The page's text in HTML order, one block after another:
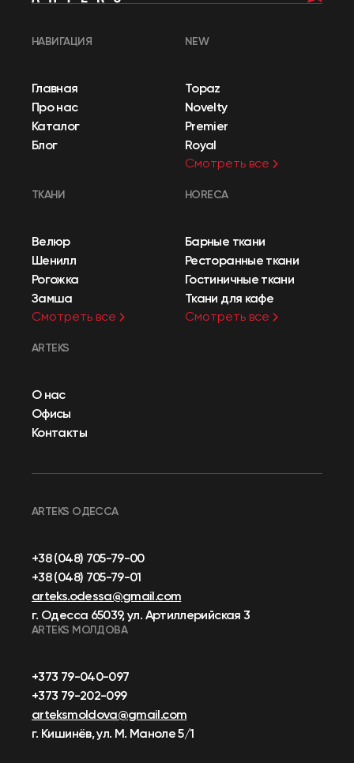
НАВИГАЦИЯ
Главная
Про нас
Каталог
Блог
NEW
Topaz
Novelty
Premier
Royal
Смотреть все
ТКАНИ
Велюр
Шенилл
Рогожка
Замша
Смотреть все
HORECA
Барные ткани
Ресторанные ткани
Гостиничные ткани
Ткани для кафе
Смотреть все
ARTEKS
О нас
Офисы
Контакты
ARTEKS ОДЕССА
+38 (048) 705-79-00
+38 (048) 705-79-01
arteks.odessa@gmail.com
г. Одесса 65039, ул. Артиллерийская 3
ARTEKS МОЛДОВА
+373 79-040-097
+373 79-202-099
arteksmoldova@gmail.com
г. Кишинёв, ул. М. Маноле 5/1